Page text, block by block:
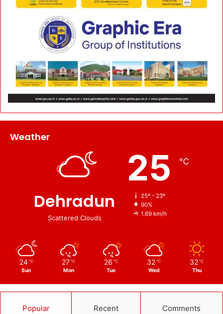
Weather
Dehradun
Scattered Clouds
25 ℃
25º - 23º
90%
1.69 km/h
24 ℃
Sun
27 ℃
Mon
26 ℃
Tue
32 ℃
Wed
32 ℃
Thu
Popular Recent Comments